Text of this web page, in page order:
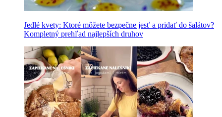
Jedlé kvety: Ktoré môžete bezpečne jesť a pridať do šalátov?
Kompletný prehľad najlepších druhov